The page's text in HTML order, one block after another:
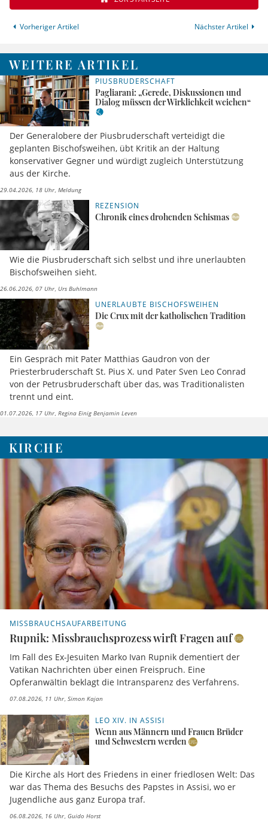
Vorheriger Artikel Nächster Artikel
WEITERE ARTIKEL
PIUSBRUDERSCHAFT
Pagliarani: „Gerede, Diskussionen und
Dialog müssen der Wirklichkeit weichen“
Der Generalobere der Piusbruderschaft verteidigt die
geplanten Bischofsweihen, übt Kritik an der Haltung
konservativer Gegner und würdigt zugleich Unterstützung
aus der Kirche.
29.04.2026, 18 Uhr Meldung
REZENSION
Chronik eines drohenden Schismas
Wie die Piusbruderschaft sich selbst und ihre unerlaubten
Bischofsweihen sieht.
26.06.2026, 07 Uhr Urs Buhlmann
UNERLAUBTE BISCHOFSWEIHEN
Die Crux mit der katholischen Tradition
Ein Gespräch mit Pater Matthias Gaudron von der
Priesterbruderschaft St. Pius X. und Pater Sven Leo Conrad
von der Petrusbruderschaft über das, was Traditionalisten
trennt und eint.
01.07.2026, 17 Uhr Regina Einig Benjamin Leven
KIRCHE
MISSBRAUCHSAUFARBEITUNG
Rupnik: Missbrauchsprozess wirft Fragen auf
Im Fall des Ex-Jesuiten Marko Ivan Rupnik dementiert der
Vatikan Nachrichten über einen Freispruch. Eine
Opferanwältin beklagt die Intransparenz des Verfahrens.
07.08.2026, 11 Uhr Simon Kajan
LEO XIV. IN ASSISI
Wenn aus Männern und Frauen Brüder
und Schwestern werden
Die Kirche als Hort des Friedens in einer friedlosen Welt: Das
war das Thema des Besuchs des Papstes in Assisi, wo er
Jugendliche aus ganz Europa traf.
06.08.2026, 16 Uhr Guido Horst